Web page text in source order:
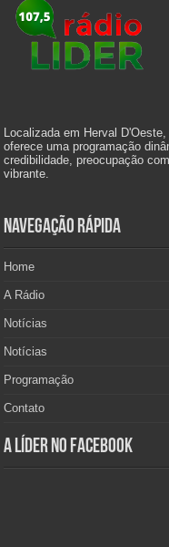
Localizada em Herval
oferece uma programação
credibilidade, preocupação
vibrante.
Navegação Rápida
Home
A Rádio
Notícias
Notícias
Programação
Contato
A Líder no Facebook